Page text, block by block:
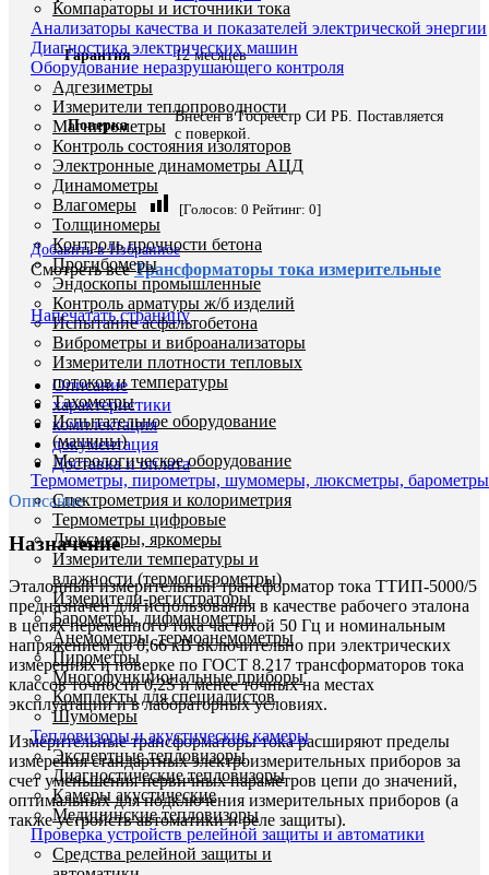
Компараторы и источники тока
Анализаторы качества и показателей электрической энергии
Диагностика электрических машин
Оборудование неразрушающего контроля
Адгезиметры
Измерители теплопроводности
Магнитометры
Контроль состояния изоляторов
Электронные динамометры АЦД
Динамометры
Влагомеры
Толщиномеры
Контроль прочности бетона
Прогибомеры
Эндоскопы промышленные
Контроль арматуры ж/б изделий
Испытание асфальтобетона
Виброметры и виброанализаторы
Измерители плотности тепловых
потоков и температуры
Тахометры
Испытательное оборудование
(машины)
Метрологическое оборудование
Термометры, пирометры, шумомеры, люксметры, барометры
Спектрометрия и колориметрия
Термометры цифровые
Люксметры, яркомеры
Измерители температуры и
влажности (термогигрометры)
Измерители-регистраторы
Барометры, дифманометры
Анемометры, термоанемометры
Пирометры
Многофункциональные приборы
Комплекты для специалистов
Шумомеры
Тепловизоры и акустические камеры
Экспертные тепловизоры
Диагностические тепловизоры
Камеры акустические
Медицинские тепловизоры
Проверка устройств релейной защиты и автоматики
Средства релейной защиты и
Гарантия 12 месяцев
Поверка
Внесен в Госреестр СИ РБ. Поставляется
с поверкой.
[Голосов: 0 Рейтинг: 0]
Добавить в Избранное
Смотреть всеТрансформаторы тока измерительные
Напечатать страницу
Описание
характеристики
комплектация
документация
Доставка и оплата
Описание
Назначение
Эталонный измерительный трансформатор тока ТТИП-5000/5
предназначен для использования в качестве рабочего эталона
в цепях переменного тока частотой 50 Гц и номинальным
напряжением до 0,66 кВ включительно при электрических
измерениях и поверке по ГОСТ 8.217 трансформаторов тока
классов точности 0,2S и менее точных на местах
эксплуатации и в лабораторных условиях.
Измерительные трансформаторы тока расширяют пределы
измерения стандартных электроизмерительных приборов за
счет уменьшения первичных параметров цепи до значений,
оптимальных для подключения измерительных приборов (а
также устройств автоматики и реле защиты).